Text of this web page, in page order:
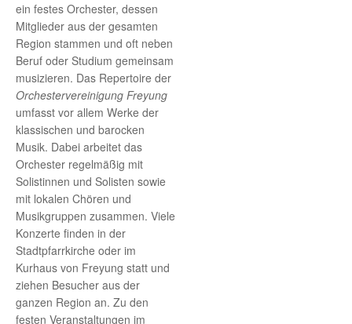
ein festes Orchester, dessen
Mitglieder aus der gesamten
Region stammen und oft neben
Beruf oder Studium gemeinsam
musizieren. Das Repertoire der
Orchestervereinigung Freyung
umfasst vor allem Werke der
klassischen und barocken
Musik. Dabei arbeitet das
Orchester regelmäßig mit
Solistinnen und Solisten sowie
mit lokalen Chören und
Musikgruppen zusammen. Viele
Konzerte finden in der
Stadtpfarrkirche oder im
Kurhaus von Freyung statt und
ziehen Besucher aus der
ganzen Region an. Zu den
festen Veranstaltungen im